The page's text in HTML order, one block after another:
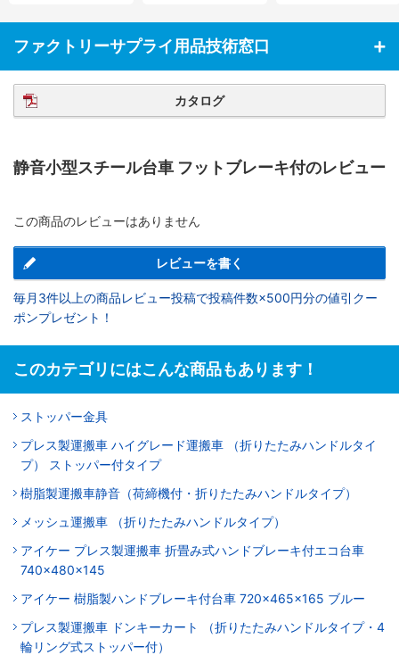
ファクトリーサプライ用品技術窓口
カタログ
静音小型スチール台車 フットブレーキ付のレビュー
この商品のレビューはありません
レビューを書く
毎月3件以上の商品レビュー投稿で投稿件数×500円分の値引クー
ポンプレゼント！
このカテゴリにはこんな商品もあります！
ストッパー金具
プレス製運搬車 ハイグレード運搬車 （折りたたみハンドルタイ
プ） ストッパー付タイプ
樹脂製運搬車静音（荷締機付・折りたたみハンドルタイプ）
メッシュ運搬車 （折りたたみハンドルタイプ）
アイケー プレス製運搬車 折畳み式ハンドブレーキ付エコ台車
740×480×145
アイケー 樹脂製ハンドブレーキ付台車 720×465×165 ブルー
プレス製運搬車 ドンキーカート （折りたたみハンドルタイプ・4
輪リング式ストッパー付）